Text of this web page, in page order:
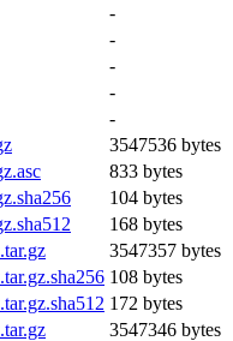
-
-
-
-
-
3547536 bytes
833 bytes
104 bytes
168 bytes
3547357 bytes
108 bytes
172 bytes
3547346 bytes